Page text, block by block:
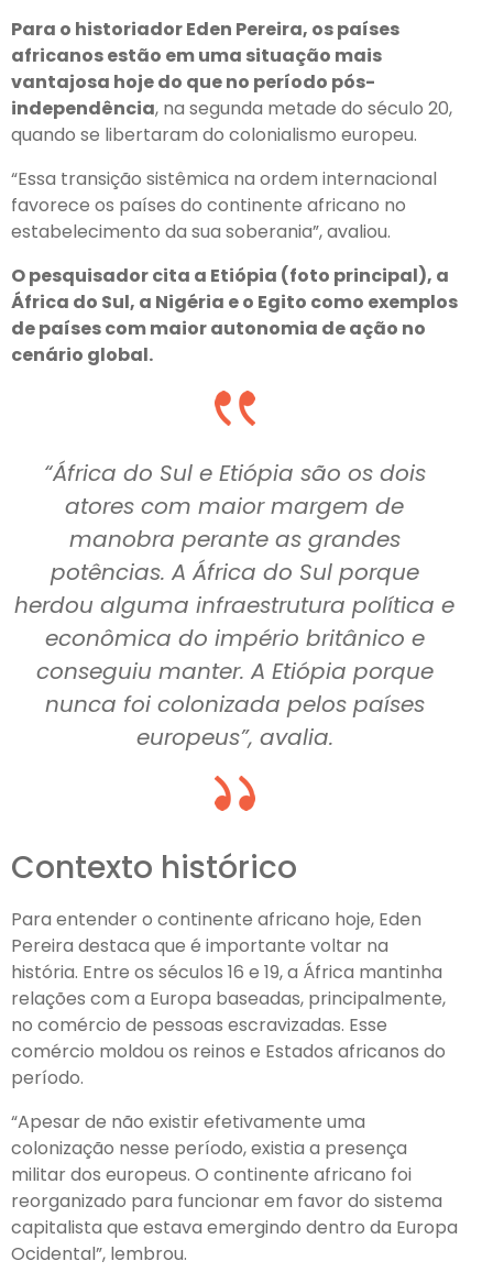
Para o historiador Eden Pereira, os países
africanos estão em uma situação mais
vantajosa hoje do que no período pós-
independência, na segunda metade do século 20,
quando se libertaram do colonialismo europeu.
“Essa transição sistêmica na ordem internacional
favorece os países do continente africano no
estabelecimento da sua soberania”, avaliou.
O pesquisador cita a Etiópia (foto principal), a
África do Sul, a Nigéria e o Egito como exemplos
de países com maior autonomia de ação no
cenário global.
“África do Sul e Etiópia são os dois
atores com maior margem de
manobra perante as grandes
potências. A África do Sul porque
herdou alguma infraestrutura política e
econômica do império britânico e
conseguiu manter. A Etiópia porque
nunca foi colonizada pelos países
europeus”, avalia.
Contexto histórico
Para entender o continente africano hoje, Eden
Pereira destaca que é importante voltar na
história. Entre os séculos 16 e 19, a África mantinha
relações com a Europa baseadas, principalmente,
no comércio de pessoas escravizadas. Esse
comércio moldou os reinos e Estados africanos do
período.
“Apesar de não existir efetivamente uma
colonização nesse período, existia a presença
militar dos europeus. O continente africano foi
reorganizado para funcionar em favor do sistema
capitalista que estava emergindo dentro da Europa
Ocidental”, lembrou.